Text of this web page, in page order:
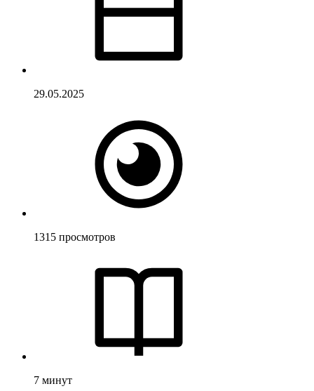
29.05.2025
1315 просмотров
7 минут